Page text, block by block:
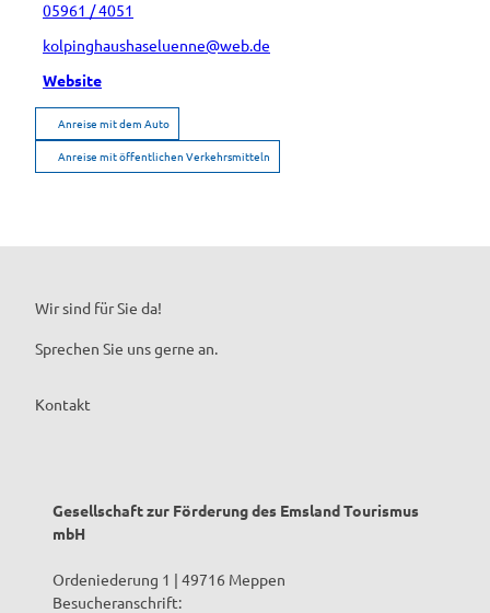
05961 / 4051
kolpinghaushaseluenne@web.de
Website
Anreise mit dem Auto
Anreise mit öffentlichen Verkehrsmitteln
Wir sind für Sie da!
Sprechen Sie uns gerne an.
Kontakt
Gesellschaft zur Förderung des Emsland Tourismus
mbH
Ordeniederung 1 | 49716 Meppen
Besucheranschrift: